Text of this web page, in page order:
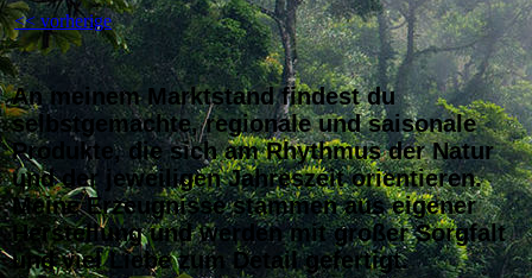
<< vorherige
An meinem Marktstand findest du
selbstgemachte, regionale und saisonale
Produkte, die sich am Rhythmus der Natur
und der jeweiligen Jahreszeit orientieren.
Meine Erzeugnisse stammen aus eigener
Herstellung und werden mit großer Sorgfalt
und viel Liebe zum Detail gefertigt.